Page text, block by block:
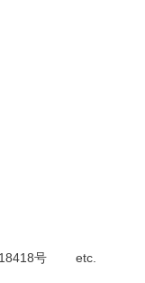
18418号 etc.